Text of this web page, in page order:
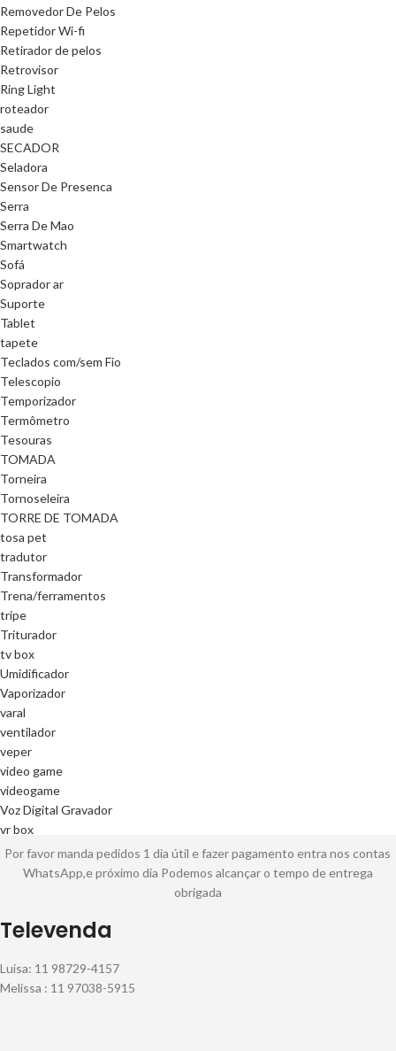
Removedor De Pelos
Repetidor Wi-fi
Retirador de pelos
Retrovisor
Ring Light
roteador
saude
SECADOR
Seladora
Sensor De Presenca
Serra
Serra De Mao
Smartwatch
Sofá
Soprador ar
Suporte
Tablet
tapete
Teclados com/sem Fio
Telescopio
Temporizador
Termômetro
Tesouras
TOMADA
Torneira
Tornoseleira
TORRE DE TOMADA
tosa pet
tradutor
Transformador
Trena/ferramentos
tripe
Triturador
tv box
Umidificador
Vaporizador
varal
ventilador
veper
video game
videogame
Voz Digital Gravador
vr box
Por favor manda pedidos 1 dia útil e fazer pagamento entra nos contas
WhatsApp,e próximo dia Podemos alcançar o tempo de entrega
obrigada
Televenda
Luisa: 11 98729-4157
Melissa : 11 97038-5915